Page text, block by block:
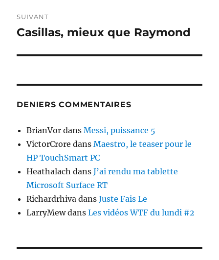
SUIVANT
Publication
Casillas, mieux que Raymond
DENIERS COMMENTAIRES
BrianVor dansMessi, puissance 5
VictorCrore dansMaestro, le teaser pour le
HP TouchSmart PC
Heathalach dansJ’ai rendu ma tablette
Microsoft Surface RT
Richardrhiva dansJuste Fais Le
LarryMewdansLes vidéos WTF du lundi #2